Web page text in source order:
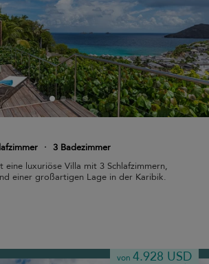
· 3 Badezimmer
eine luxuriöse Villa mit 3 Schlafzimmern,
einer großartigen Lage in der Karibik.
von 4.928 USD